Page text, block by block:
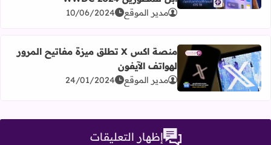
مدير الموقع 10/06/2024
اقرأ المزيد عن منصة اكس X تطلق ميزة مفاتيح المرور لهواتف الآيفون
منصة اكس X تطلق ميزة مفاتيح المرور
لهواتف الآيفون
مدير الموقع 24/01/2024
إظهار التعليقات